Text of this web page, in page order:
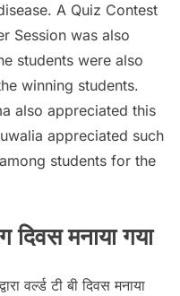
A Quiz Contest
Session was also
students were also
winning students.
also appreciated this
appreciated such
students for the
दिवस मनाया गया
वर्ल्ड टी बी दिवस मनाया